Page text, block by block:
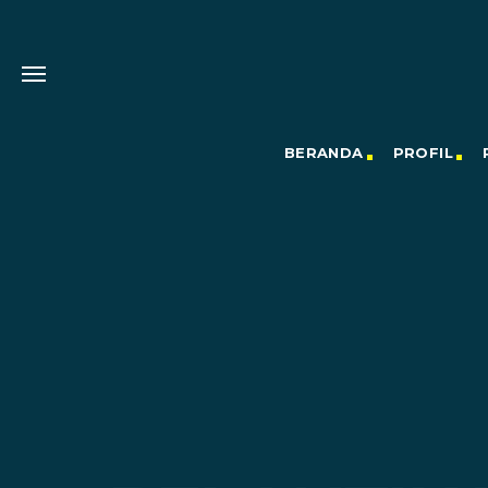
BERANDA PROFIL